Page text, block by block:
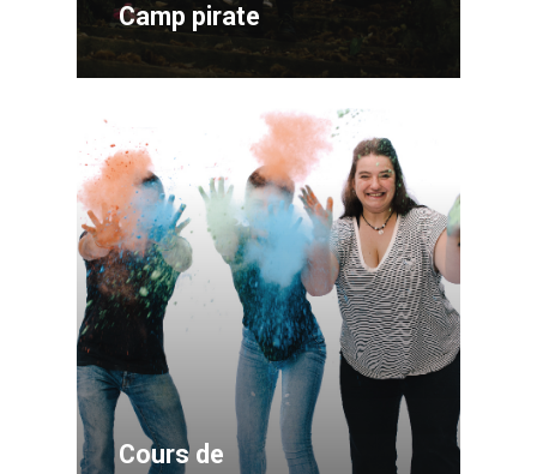
Camp pirate
Cours de